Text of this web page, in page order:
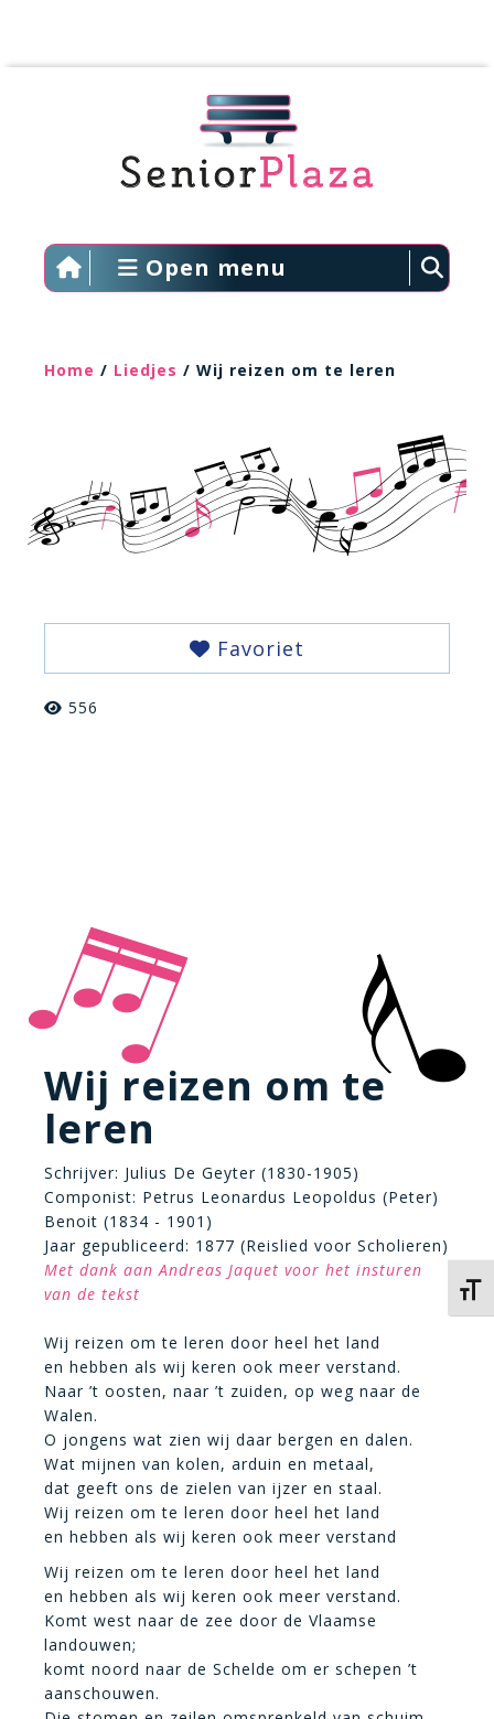
Open menu
Home / Liedjes / Wij reizen om te leren
Favoriet
556
Wij reizen om te
leren
Schrijver: Julius De Geyter (1830-1905)
Componist: Petrus Leonardus Leopoldus (Peter)
Benoit (1834 - 1901)
Jaar gepubliceerd: 1877 (Reislied voor Scholieren)
Met dank aan Andreas Jaquet voor het insturen
van de tekst
Wij reizen om te leren door heel het land
en hebben als wij keren ook meer verstand.
Naar ’t oosten, naar ’t zuiden, op weg naar de
Walen.
O jongens wat zien wij daar bergen en dalen.
Wat mijnen van kolen, arduin en metaal,
dat geeft ons de zielen van ijzer en staal.
Wij reizen om te leren door heel het land
en hebben als wij keren ook meer verstand
Wij reizen om te leren door heel het land
en hebben als wij keren ook meer verstand.
Komt west naar de zee door de Vlaamse
landouwen;
komt noord naar de Schelde om er schepen ’t
aanschouwen.